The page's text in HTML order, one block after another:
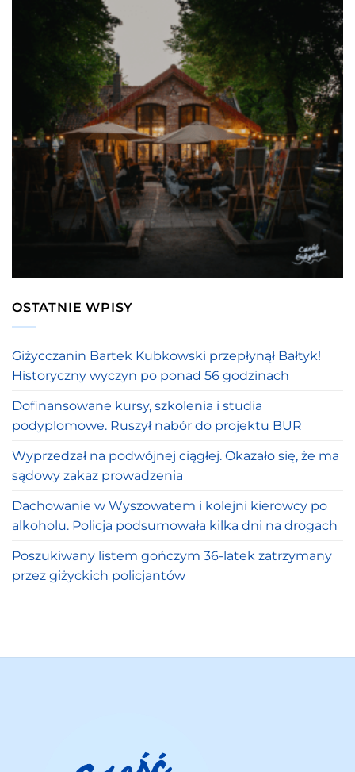
OSTATNIE WPISY
Giżycczanin Bartek Kubkowski przepłynął Bałtyk!
Historyczny wyczyn po ponad 56 godzinach
Dofinansowane kursy, szkolenia i studia
podyplomowe. Ruszył nabór do projektu BUR
Wyprzedzał na podwójnej ciągłej. Okazało się, że ma
sądowy zakaz prowadzenia
Dachowanie w Wyszowatem i kolejni kierowcy po
alkoholu. Policja podsumowała kilka dni na drogach
Poszukiwany listem gończym 36-latek zatrzymany
przez giżyckich policjantów